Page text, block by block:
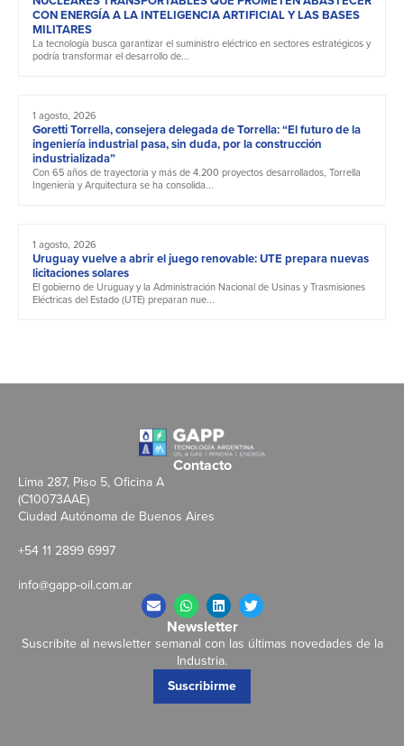
CON ENERGÍA A LA INTELIGENCIA ARTIFICIAL Y LAS BASES
MILITARES
La tecnología busca garantizar el suministro eléctrico en sectores estratégicos y
podría transformar el desarrollo de...
1 agosto, 2026
Goretti Torrella, consejera delegada de Torrella: “El futuro de la
ingeniería industrial pasa, sin duda, por la construcción
industrializada”
Con 65 años de trayectoria y más de 4.200 proyectos desarrollados, Torrella
Ingeniería y Arquitectura se ha consolida...
1 agosto, 2026
Uruguay vuelve a abrir el juego renovable: UTE prepara nuevas
licitaciones solares
El gobierno de Uruguay y la Administración Nacional de Usinas y Trasmisiones
Eléctricas del Estado (UTE) preparan nue...
Contacto
Lima 287, Piso 5, Oficina A
(C10073AAE)
Ciudad Autónoma de Buenos Aires
+54 11 2899 6997
info@gapp-oil.com.ar
Newsletter
Suscribite al newsletter semanal con las últimas novedades de la
Industria.
Suscribirme